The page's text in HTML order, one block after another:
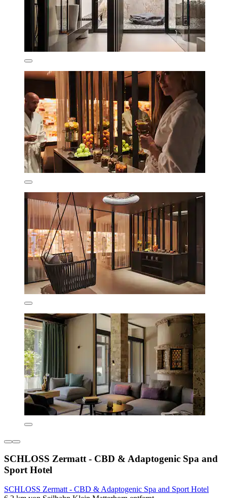
SCHLOSS Zermatt - CBD & Adaptogenic Spa and
Sport Hotel
SCHLOSS Zermatt - CBD & Adaptogenic Spa and Sport Hotel